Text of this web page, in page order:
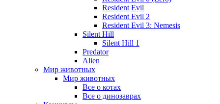
Resident Evil
Resident Evil 2
Resident Evil 3: Nemesis
Silent Hill
Silent Hill 1
Predator
Alien
Мир животных
Мир животных
Все о котах
Все о динозаврах